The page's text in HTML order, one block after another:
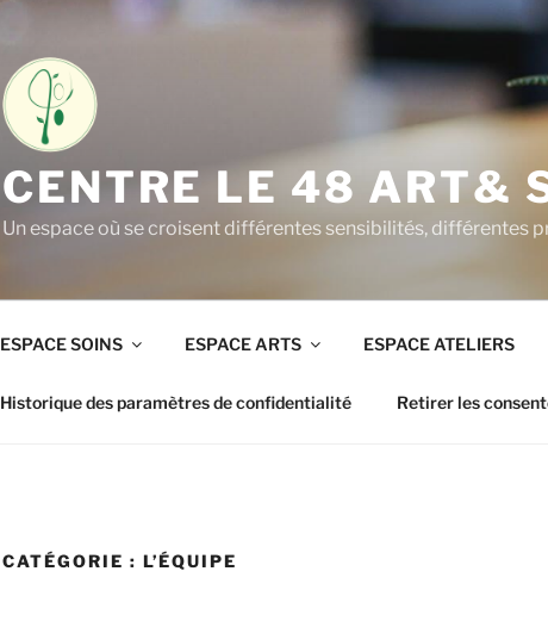
CENTRE LE 48 ART&
Un espace où se croisent différentes sensibilités, différentes
ESPACE SOINS ESPACE ARTS ESPACE ATELIERS
Historique des paramètres de confidentialité Retirer les
CATÉGORIE : L’ÉQUIPE